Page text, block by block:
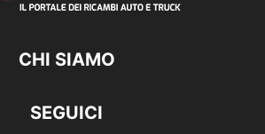
CHI SIAMO
SEGUICI